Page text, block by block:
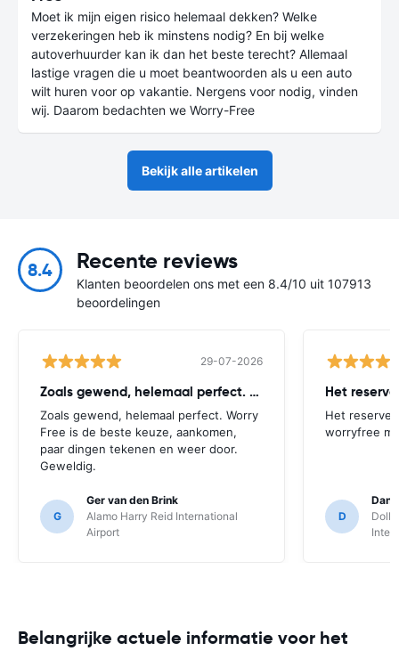
Moet ik mijn eigen risico helemaal dekken? Welke
verzekeringen heb ik minstens nodig? En bij welke
autoverhuurder kan ik dan het beste terecht? Allemaal
lastige vragen die u moet beantwoorden als u een auto
wilt huren voor op vakantie. Nergens voor nodig, vinden
wij. Daarom bedachten we Worry-Free
Bekijk alle artikelen
8.4 Recente reviews
Klanten beoordelen ons met een 8.4/10 uit 107913
beoordelingen
29-07-2026
Zoals gewend, helemaal perfect. Worry
Zoals gewend, helemaal perfect. Worry
Free is de beste keuze, aankomen,
paar dingen tekenen en weer door.
Geweldig.
G
Ger van den Brink
Alamo Harry Reid International
Airport
Het
Het
worryfree
D
Belangrijke actuele informatie voor het